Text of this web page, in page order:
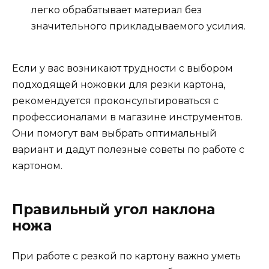
легко обрабатывает материал без
значительного прикладываемого усилия.
Если у вас возникают трудности с выбором
подходящей ножовки для резки картона,
рекомендуется проконсультироваться с
профессионалами в магазине инструментов.
Они помогут вам выбрать оптимальный
вариант и дадут полезные советы по работе с
картоном.
Правильный угол наклона
ножа
При работе с резкой по картону важно уметь